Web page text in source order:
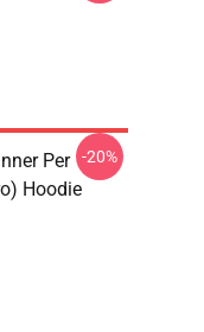
Per
Hoodie
-20%